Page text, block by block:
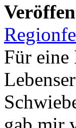
Für eine